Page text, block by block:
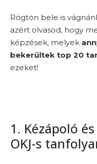
Rögtön bele is
azért olvasod, hogy
képzések, melyek
bekerültek top 20
ezeket!
1. Kézápoló
OKJ-s